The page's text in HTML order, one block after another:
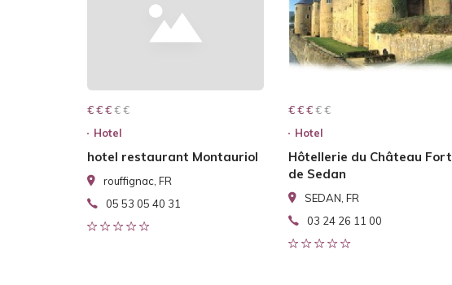
€ € € € €
€ € €
Hotel
hotel restaurant Montauriol
rouffignac, FR
05 53 05 40 31
€ € € € €
€ € €
Hotel
Hôtellerie du Château Fort
de Sedan
SEDAN, FR
03 24 26 11 00